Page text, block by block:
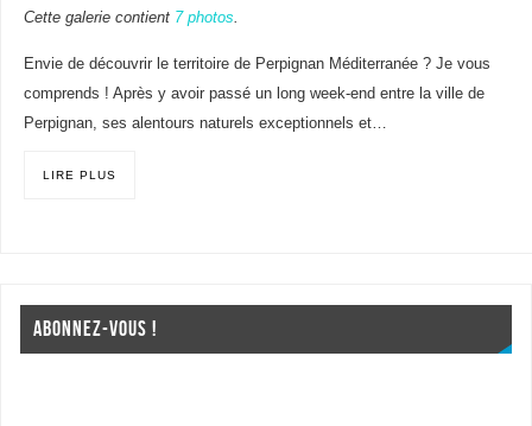
Cette galerie contient 7 photos.
Envie de découvrir le territoire de Perpignan Méditerranée ? Je vous
comprends ! Après y avoir passé un long week-end entre la ville de
Perpignan, ses alentours naturels exceptionnels et…
LIRE PLUS
ABONNEZ-VOUS !